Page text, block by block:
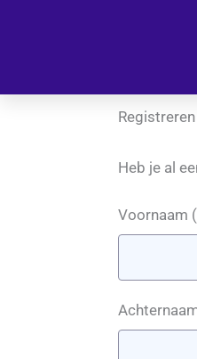
inhoud
Registreren
Heb je al
Voornaam